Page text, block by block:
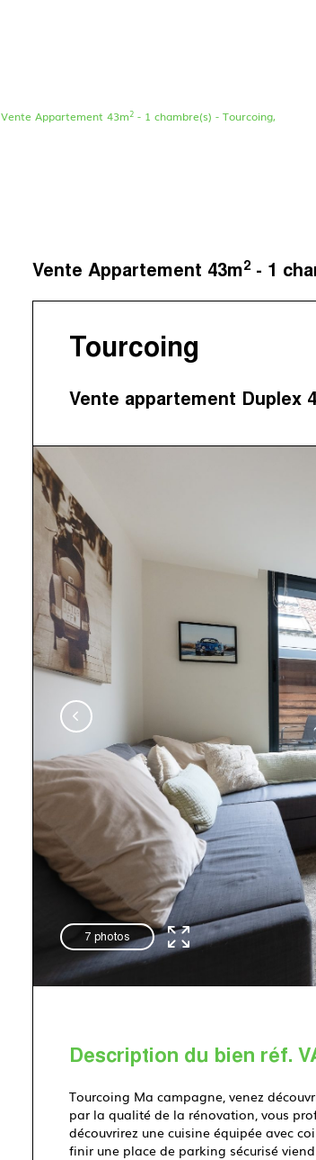
Vente Appartement 43m2 - 1 chambre(s) - Tourcoing,
Contactez-nous
Immotram
Vente Appartement 43m2- 1
Tourcoing
Vente appartement Duplex
7 photos
Description du bien réf.
Tourcoing Ma campagne, venez
par la qualité de la rénovation, vous
découvrirez une cuisine équipée avec
finir une place de parking sécurisé